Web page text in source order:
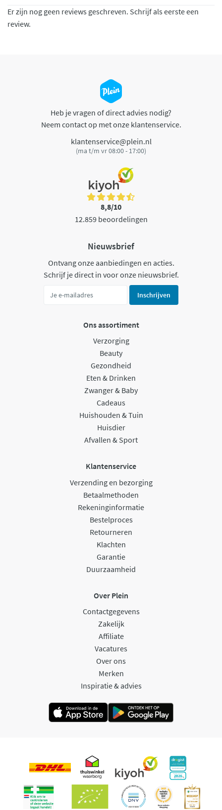
Er zijn nog geen reviews geschreven. Schrijf als eerste een
review.
Heb je vragen of direct advies nodig?
Neem contact op met onze klantenservice.
klantenservice@plein.nl
(ma t/m vr 08:00 - 17:00)
8,8/10
12.859 beoordelingen
Nieuwsbrief
Ontvang onze aanbiedingen en acties.
Schrijf je direct in voor onze nieuwsbrief.
Inschrijven
Ons assortiment
Verzorging
Beauty
Gezondheid
Eten & Drinken
Zwanger & Baby
Cadeaus
Huishouden & Tuin
Huisdier
Afvallen & Sport
Klantenservice
Verzending en bezorging
Betaalmethoden
Rekeninginformatie
Bestelproces
Retourneren
Klachten
Garantie
Duurzaamheid
Over Plein
Contactgegevens
Zakelijk
Affiliate
Vacatures
Over ons
Merken
Inspiratie & advies